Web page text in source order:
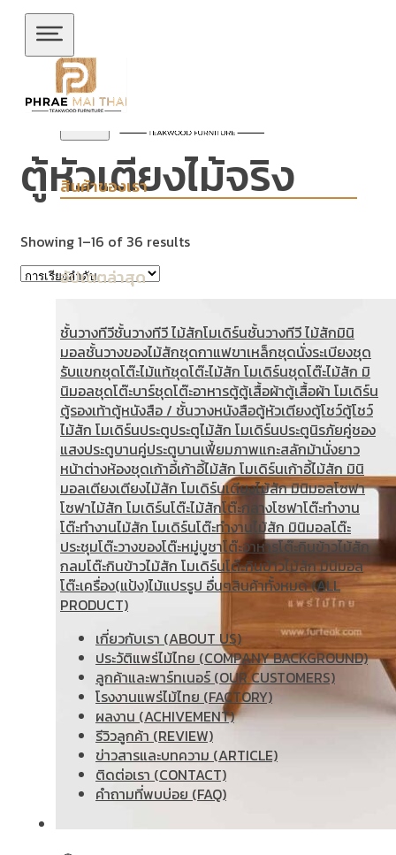
ข้ามไปยังเนื้อหาหลัก
สินค้าของเรา
อัปเดตล่าสุด
ชั้นวางทีวีชั้นวางทีวี ไม้สักโมเดิร์นชั้นวางทีวี ไม้สักมินิ
มอลชั้นวางของไม้สักชุดกาแฟขาเหล็กชุดนั่งระเบียงชุด
รับแขกชุดโต๊ะไม้แท้ชุดโต๊ะไม้สัก โมเดิร์นชุดโต๊ะไม้สัก มิ
นิมอลชุดโต๊ะบาร์ชุดโต๊ะอาหารตู้ตู้เสื้อผ้าตู้เสื้อผ้า โมเดิร์น
ตู้รองเท้าตู้หนังสือ / ชั้นวางหนังสือตู้หัวเตียงตู้โชว์ตู้โชว์
ไม้สัก โมเดิร์นประตูประตูไม้สัก โมเดิร์นประตูนิรภัยคู่ชอง
แสงประตูบานคู่ประตูบานเฟี้ยมภาพแกะสลักม้านั่งยาว
หน้าต่างห้องชุดเก้าอี้เก้าอี้ไม้สัก โมเดิร์นเก้าอี้ไม้สัก มินิ
มอลเตียงเตียงไม้สัก โมเดิร์นเตียงไม้สัก มินิมอลโซฟา
โซฟาไม้สัก โมเดิร์นโต๊ะไม้สักโต๊ะกลางโซฟาโต๊ะทำงาน
โต๊ะทํางานไม้สัก โมเดิร์นโต๊ะทำงานไม้สัก มินิมอลโต๊ะ
ประชุมโต๊ะวางของโต๊ะหมู่บูชาโต๊ะอาหารโต๊ะกินข้าวไม้สัก
กลมโต๊ะกินข้าวไม้สัก โมเดิร์นโต๊ะกินข้าวไม้สัก มินิมอล
โต๊ะเครื่อง(แป้ง)ไม้แปรรูป อื่นๆสินค้าทั้งหมด (ALL
PRODUCT)
เกี่ยวกับเรา (ABOUT US)
ประวัติแพร่ไม้ไทย (COMPANY BACKGROUND)
ลูกค้าและพาร์ทเนอร์ (OUR CUSTOMERS)
โรงงานแพร่ไม้ไทย (FACTORY)
ผลงาน (ACHIVEMENT)
รีวิวลูกค้า (REVIEW)
ข่าวสารและบทความ (ARTICLE)
ติดต่อเรา (CONTACT)
คำถามที่พบบ่อย (FAQ)
ตู้หัวเตียงไม้จริง
Showing 1–16 of 36 results